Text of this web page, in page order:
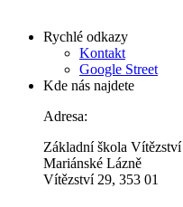
Rychlé odkazy
Kontakt
Google Street
Kde nás najdete
Adresa:
Základní škola Vítězství
Mariánské Lázně
Vítězství 29, 353 01